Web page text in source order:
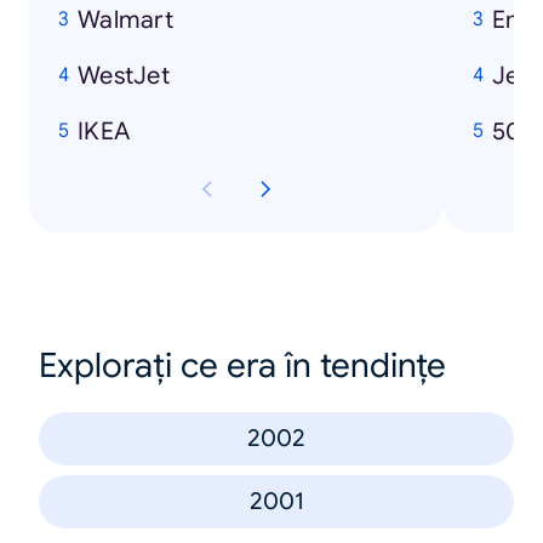
Walmart
WestJet
IKEA
50
Explorați ce era în tendințe
2002
2001